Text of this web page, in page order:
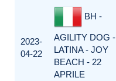
2023-
04-22
BH -
AGILITY DOG -
LATINA - JOY
BEACH - 22
APRILE